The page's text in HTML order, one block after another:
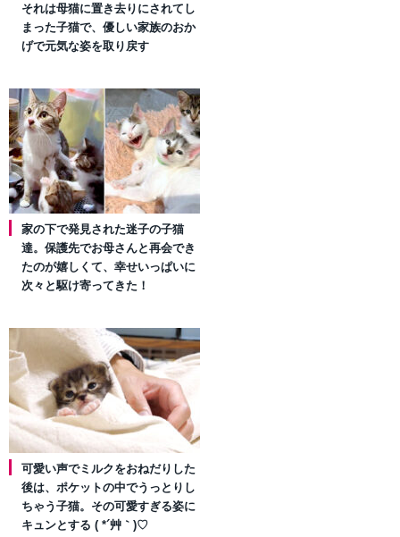
それは母猫に置き去りにされてし
まった子猫で、優しい家族のおか
げで元気な姿を取り戻す
家の下で発見された迷子の子猫
達。保護先でお母さんと再会でき
たのが嬉しくて、幸せいっぱいに
次々と駆け寄ってきた！
可愛い声でミルクをおねだりした
後は、ポケットの中でうっとりし
ちゃう子猫。その可愛すぎる姿に
キュンとする ( *´艸｀)♡